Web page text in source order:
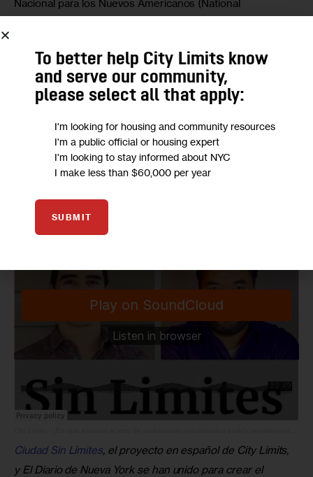
Nacional para los Nuevos Americanos (National
bisagra probablemente votará, mientras que el 76 por
ciento dijo que votarían con toda seguridad.
podrían tener los votos de las personas naturalizadas
invitamos a Nancy Flores, directora adjunta de la NPNA.
Ciudad Sin Límites, el proyecto en español de City Limits,
y El Diario de Nueva York se han unido para crear el
To better help City Limits know
and serve our community,
please select all that apply:
I'm looking for housing and community resources
I'm a public official or housing expert
I'm looking to stay informed about NYC
I make less than $60,000 per year
SUBMIT